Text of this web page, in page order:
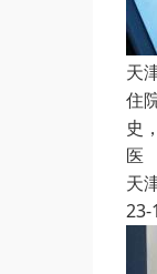
天
住
史
医
天
23-